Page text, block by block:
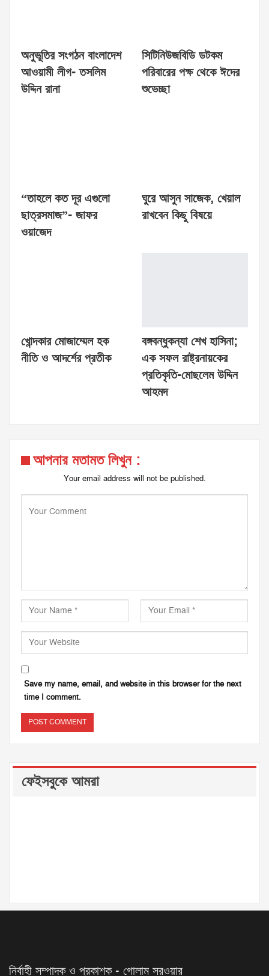
অনুভূতির সংগঠন বাংলাদেশ
আওয়ামী লীগ- তসলিম
উদ্দিন রানা
সিটিনিউজবিডি ডটকম
পরিবারের পক্ষ থেকে ঈদের
শুভেচ্ছা
“তাহলে কত দূর এগুলো
ছাত্রসমাজ”- জাফর
ওয়াজেদ
ঘুরে আসুন সাজেক, খেয়াল
রাখবেন কিছু বিষয়ে
খোন্দকার মোজাম্মেল হক
নীতি ও আদর্শের প্রতীক
বঙ্গবন্ধুকন্যা শেখ হাসিনা;
এক সফল রাষ্ট্রনায়কের
প্রতিকৃতি-মোছলেম উদ্দিন
আহমদ
আপনার মতামত লিখুন :
Your email address will not be published.
Save my name, email, and website in this browser for the next
time I comment.
ফেইসবুকে আমরা
নির্বাহী সম্পাদক ও প্রকাশক - গোলাম সরওয়ার